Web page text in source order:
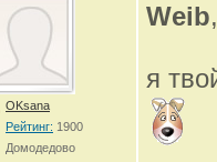
OKsana
Рейтинг: 1900
Домодедово
Weib
я